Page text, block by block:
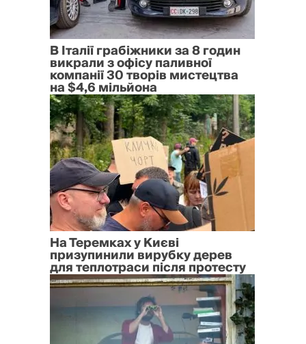
В Італії грабіжники за 8 годин
викрали з офісу паливної
компанії 30 творів мистецтва
на $4,6 мільйона
На Теремках у Києві
призупинили вирубку дерев
для теплотраси після протесту